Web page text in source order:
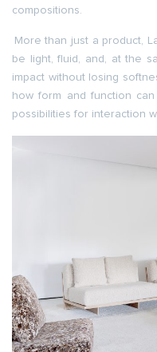
compositions.
More than just a product,
be light, fluid, and, at the
impact without losing
how form and function
possibilities for interaction